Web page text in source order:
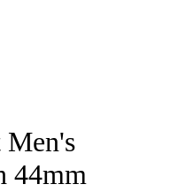
44mm